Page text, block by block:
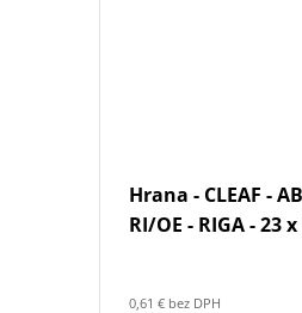
Hrana - CLEAF -
RI/OE - RIGA - 23
0,61 € bez DPH